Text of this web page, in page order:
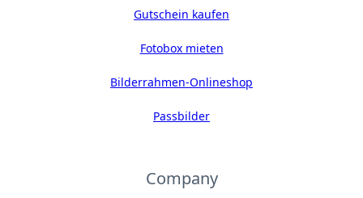
Gutschein kaufen
Fotobox mieten
Bilderrahmen-Onlineshop
Passbilder
Company